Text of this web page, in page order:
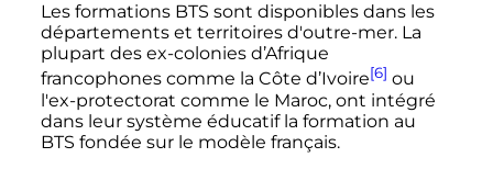
Les formations BTS sont disponibles dans les
départements et territoires d'outre-mer. La
plupart des ex-colonies d’Afrique
francophones comme la Côte d’Ivoire[6] ou
l'ex-protectorat comme le Maroc, ont intégré
dans leur système éducatif la formation au
BTS fondée sur le modèle français.